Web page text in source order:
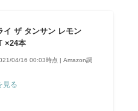
イ ザ タンサン レモン
×24本
04/16 00:03時点 | Amazon調
見る